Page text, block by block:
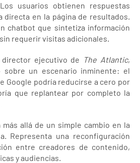
usuarios obtienen respuestas
directa en la página de resultados.
chatbot que sintetiza información
requerir visitas adicionales.
director ejecutivo de The Atlantic,
un escenario inminente: el
Google podría reducirse a cero por
que replantear por completo la
allá de un simple cambio en la
Representa una reconfiguración
entre creadores de contenido,
y audiencias.